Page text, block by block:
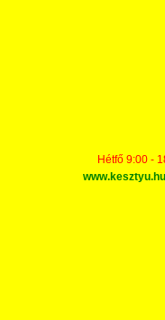
Hétfő 9:00 -
www.kesztyu.hu